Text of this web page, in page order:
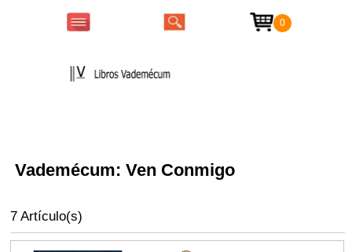
0
Vademécum: Ven Conmigo
7 Artículo(s)